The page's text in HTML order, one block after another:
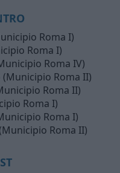
Roma I)
Roma I)
Roma IV)
Roma II)
Roma II)
Roma I)
Roma I)
Roma II)